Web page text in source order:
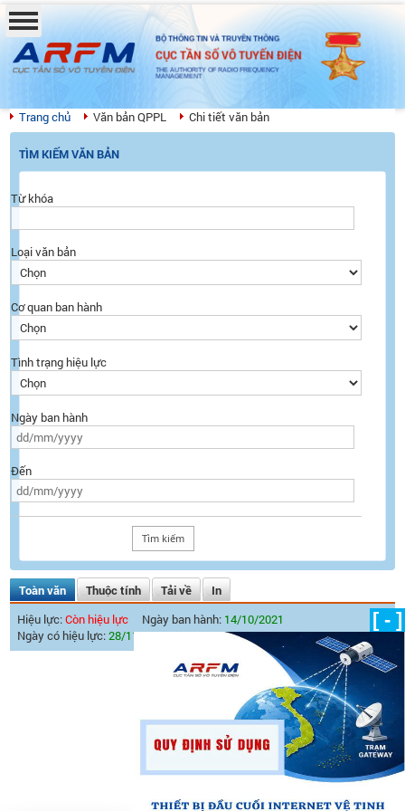
BỘ THÔNG TIN VÀ TRUYỀN THÔNG
CỤC TẦN SỐ VÔ TUYẾN ĐIỆN
THE AUTHORITY OF RADIO FREQUENCY
MANAGEMENT
Trang chủ Văn bản QPPL Chi tiết văn bản
TÌM KIẾM VĂN BẢN
Từ khóa
Loại văn bản
Cơ quan ban hành
Tình trạng hiệu lực
Ngày ban hành
Đến
Toàn văn Thuộc tính Tải về
In
Hiệu lực:Còn hiệu lực Ngày ban hành: 14/10/2021
Ngày có hiệu lực:28/11/2021
[ - ]